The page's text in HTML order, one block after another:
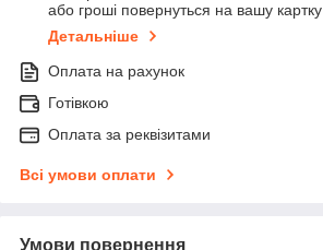
або гроші повернуться на вашу картку
Детальніше
Оплата на рахунок
Готівкою
Оплата за реквізитами
Всі умови оплати
Умови повернення